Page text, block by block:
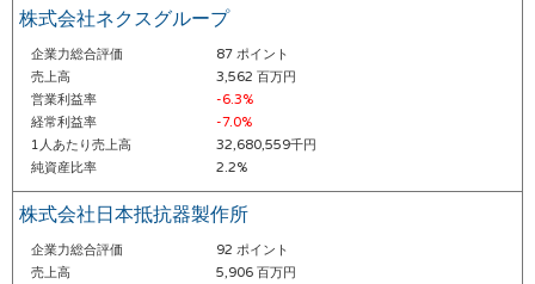
株式会社ネクスグループ
企業力総合評価
87 ポイント
売上高
3,562 百万円
営業利益率
-6.3%
経常利益率
-7.0%
1人あたり売上高
32,680,559千円
純資産比率
2.2%
株式会社日本抵抗器製作所
企業力総合評価
92 ポイント
売上高
5,906 百万円